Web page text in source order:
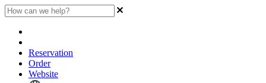
Reservation
Order
Website